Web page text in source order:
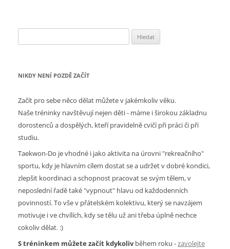
NIKDY NENÍ POZDĚ ZAČÍT
Začít pro sebe něco dělat můžete v jakémkoliv věku.
Naše tréninky navštěvují nejen děti - máme i širokou základnu
dorostenců a dospělých, kteří pravidelně cvičí při práci či při
studiu.
Taekwon-Do je vhodné i jako aktivita na úrovni "rekreačního"
sportu, kdy je hlavním cílem dostat se a udržet v dobré kondici,
zlepšit koordinaci a schopnost pracovat se svým tělem, v
neposlední řadě také "vypnout" hlavu od každodenních
povinností. To vše v přátelském kolektivu, který se navzájem
motivuje i ve chvílích, kdy se tělu už ani třeba úplně nechce
cokoliv dělat. :)
S tréninkem můžete začít kdykolivběhem roku -zavolejte